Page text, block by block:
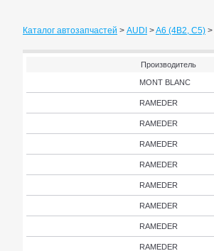
Каталог автозапчастей > AUDI >A6 (4B2, C5) >
Производитель
MONT BLANC
RAMEDER
RAMEDER
RAMEDER
RAMEDER
RAMEDER
RAMEDER
RAMEDER
RAMEDER